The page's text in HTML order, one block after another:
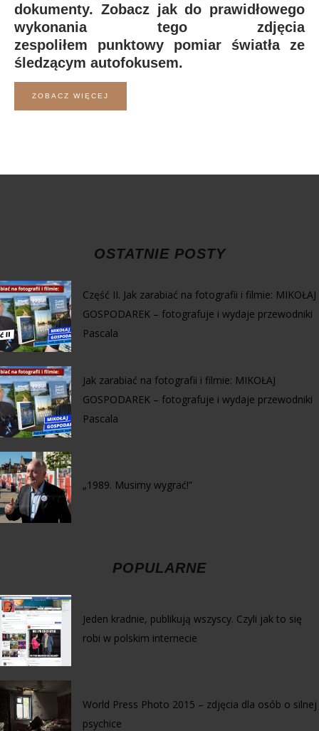
dokumenty. Zobacz jak do prawidłowego
wykonania tego zdjęcia
zespoliłem punktowy pomiar światła ze
śledzącym autofokusem.
ZOBACZ WIĘCEJ
OSTATNIE POSTY
Część II. Jak zarabiać na fotografii i filmie: MIKOŁAJ
GOSPODAREK – fotografuje i wydaje przewodniki
Pascala
Jak zarabiać na fotografii i filmie: MIKOŁAJ
GOSPODAREK – fotografuje i wydaje przewodniki
Pascala
„1989. Musimy wygrać!”
POPULARNE
Jeden kradnie, publikują wszyscy. Czyli jak to się
robi w polskim internecie
World Press Photo 2015 – zdjęcia dla osób o silnej
psychice